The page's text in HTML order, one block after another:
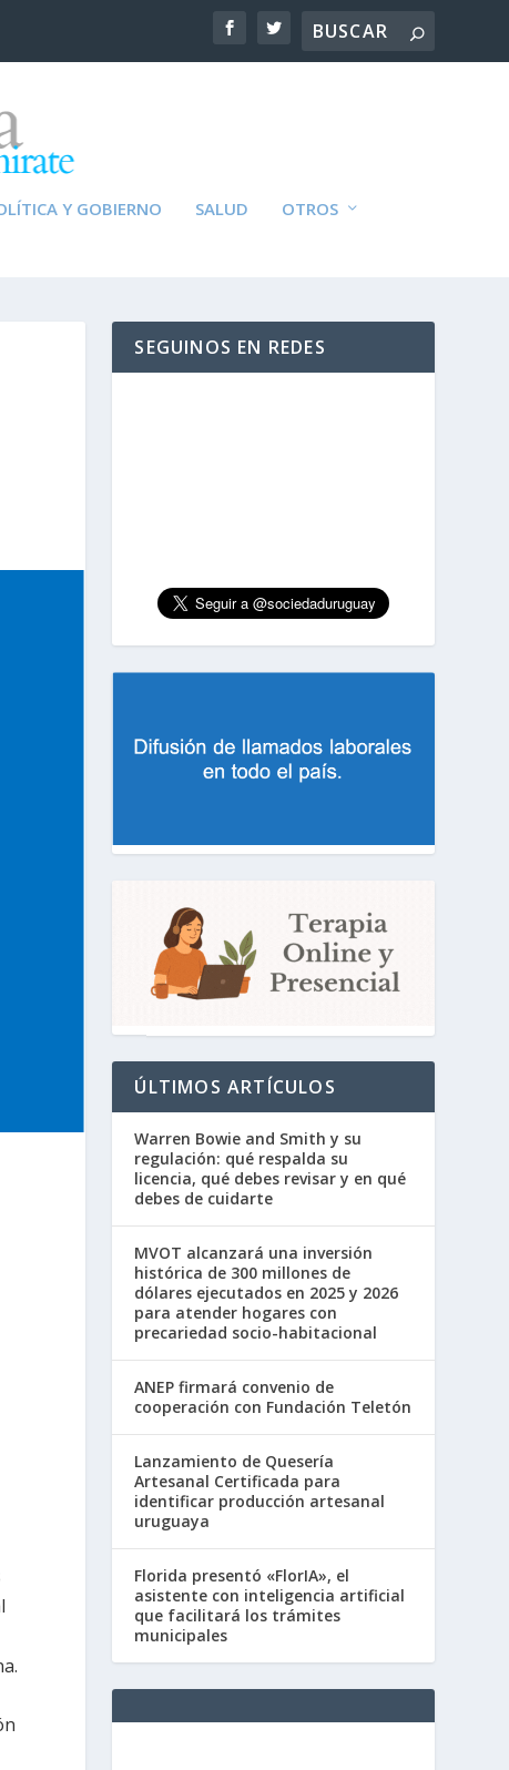
Y GOBIERNO SALUD OTROS
SEGUINOS EN REDES
ÚLTIMOS ARTÍCULOS
Warren Bowie and Smith y su
regulación: qué respalda su
licencia, qué debes revisar y en qué
debes de cuidarte
MVOT alcanzará una inversión
histórica de 300 millones de
dólares ejecutados en 2025 y 2026
para atender hogares con
precariedad socio-habitacional
ANEP firmará convenio de
cooperación con Fundación Teletón
Lanzamiento de Quesería
Artesanal Certificada para
identificar producción artesanal
uruguaya
Florida presentó «FlorIA», el
asistente con inteligencia artificial
que facilitará los trámites
municipales